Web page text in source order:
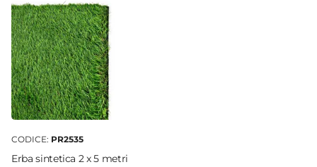
CODICE: PR2535
Erba sintetica 2 x 5 metri